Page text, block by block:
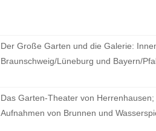
Der Große Garten und die Galerie:
Braunschweig/Lüneburg und Bayern/
Das Garten-Theater von
Aufnahmen von Brunnen und